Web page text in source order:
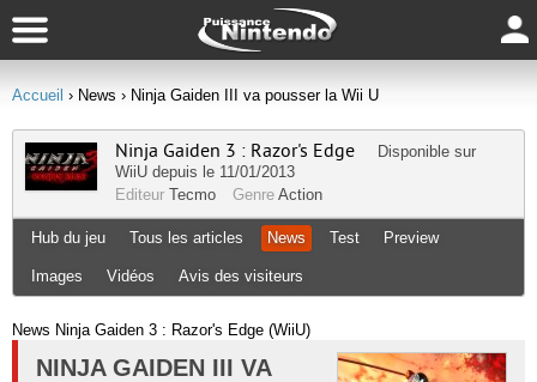
Accueil › News › Ninja Gaiden III va pousser la Wii U
Ninja Gaiden 3 : Razor's Edge
Disponible sur
WiiU depuis le 11/01/2013
Editeur Tecmo Genre Action
Hub du jeu Tous les articles News Test Preview
Images Vidéos Avis des visiteurs
News Ninja Gaiden 3 : Razor's Edge (WiiU)
NINJA GAIDEN III VA